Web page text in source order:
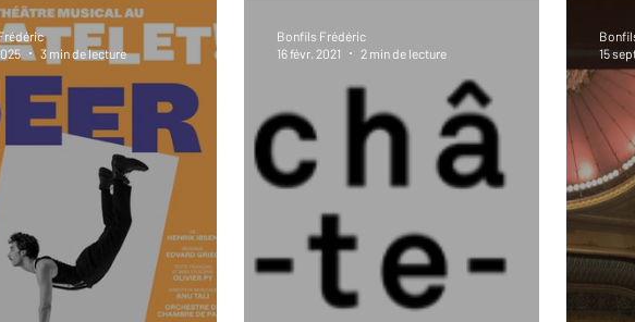
Rire Récompense Instructif
Validé par Romane. Spécial Famille Littérature Cirque
Annuaire Théâtre - Musée Hommage
3 min de lecture
Bonfils Frédéric
16 févr. 2021
2 min de lecture
15